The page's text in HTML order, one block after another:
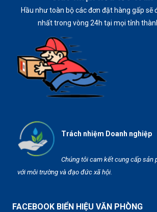
Hầu như toàn bộ các đơn đặt hàng gấp sẽ
nhất trong vòng 24h tại mọi tỉnh
Trách nhiệm Doanh nghiệp
Chúng tôi cam kết cung cấp sản
với môi trường và đạo đức xã hội.
FACEBOOK BIỂN HIỆU VĂN PHÒNG